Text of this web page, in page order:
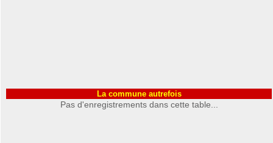
La commune autrefois
Pas d'enregistrements dans cette table...